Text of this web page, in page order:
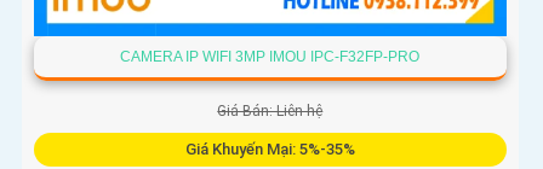
CAMERA IP WIFI 3MP IMOU IPC-F32FP-PRO
Giá Bán: Liên hệ
Giá Khuyến Mại: 5%-35%